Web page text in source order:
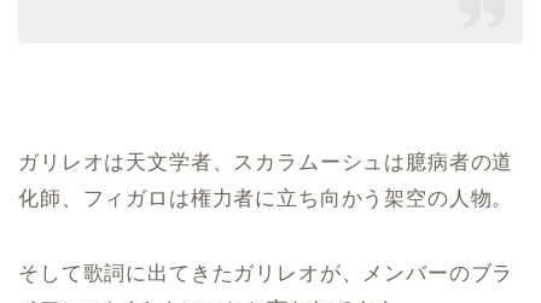
ガリレオは天文学者、スカラムーシュは臆病者の道
化師、フィガロは権力者に立ち向かう架空の人物。
そして歌詞に出てきたガリレオが、メンバーのブラ